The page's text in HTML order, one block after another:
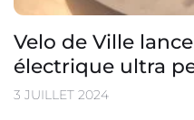
Velo de Ville
électrique ultra
3 JUILLET 2024